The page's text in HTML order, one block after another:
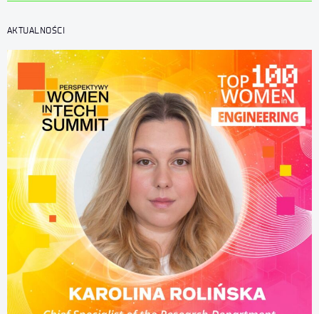
AKTUALNOŚCI